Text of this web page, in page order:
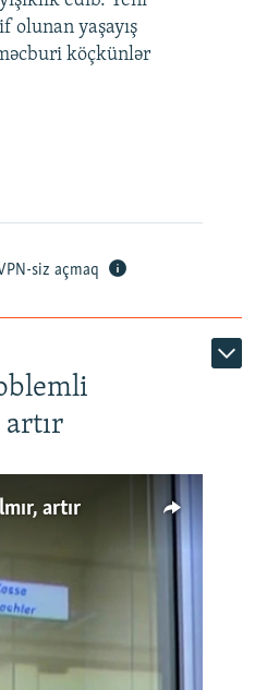
360p 480p
1080p
480p
720p
olunan yaşayış
köçkünlər
siz açmaq
artır